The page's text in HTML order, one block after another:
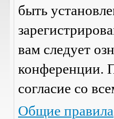
быть
вам следует
конференции.
согласие со
Общие правила